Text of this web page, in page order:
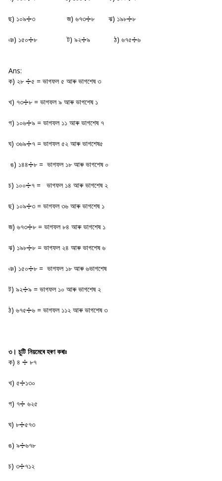
ছ) ১০৯➗৩ জ) ৬৭৩➗৮ ঝ) ১৯৮➗৮
ঞ) ১৫০➗৮ ট) ৯২➗৯ ঠ) ৬৭৫➗৬
Ans:
ক) ২৮ ➗৫ = ভাগফল ৫ আৰু ভাগশেষ ৩
খ) ৭৩➗৮ = ভাগফল ৯ আৰু ভাগশেষ ১
গ) ১০৬➗৯ = ভাগফল ১১ আৰু ভাগশেষ ৭
ঘ) ৩৬৯➗৭ = ভাগফল ৫২ আৰু ভাগশেষ৫
ঙ) ১৪৪➗৮ = ভাগফল ১৮ আৰু ভাগশেষ ০
চ) ১০০➗৭ = ভাগফল ১৪ আৰু ভাগশেষ ২
ছ) ১০৯➗৩ = ভাগফল ৩৬ আৰু ভাগশেষ ১
জ) ৬৭৩➗৮ = ভাগফল ৮৪ আৰু ভাগশেষ ১
ঝ) ১৯৮➗৮ = ভাগফল ২৪ আৰু ভাগশেষ ৬
ঞ) ১৫০➗৮ = ভাগফল ১৮ আৰু ৬ভাগশেষ
ট) ৯২➗৯ = ভাগফল ১০ আৰু ভাগশেষ ২
ঠ) ৬৭৫➗৬ = ভাগফল ১১২ আৰু ভাগশেষ ৩
৩। চুটি নিয়মেৰে হৰণ কৰাঃ
ক) ৪ ➗ ৮৭
খ) ৫➗১৩০
গ) ৭➗ ৬২৫
ঘ) ৮➗৫৭৩
ঙ) ৯➗৬৭৮
চ) ৩➗৭১২